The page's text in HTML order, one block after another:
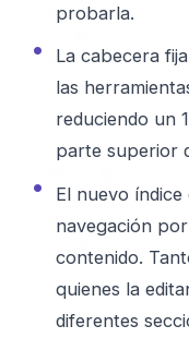
probarla.
La cabecera
las
reduciendo un
parte superior
El nuevo
navegación
contenido.
quienes la
diferentes